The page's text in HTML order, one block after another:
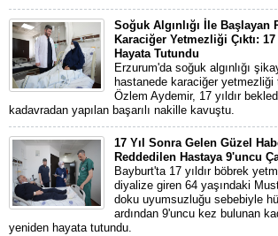
Soğuk Algınlığı İle Başlayan
Karaciğer Yetmezliği Çıktı:
Hayata Tutundu
Erzurum'da soğuk algınlığı
hastanede karaciğer
Özlem Aydemir, 17 yıldır
kadavradan yapılan başarılı nakille kavuştu.
17 Yıl Sonra Gelen Güzel
Reddedilen Hastaya 9'uncu
Bayburt'ta 17 yıldır böbrek
diyalize giren 64 yaşındaki
doku uyumsuzluğu sebebiyle
ardından 9'uncu kez bulunan
yeniden hayata tutundu.